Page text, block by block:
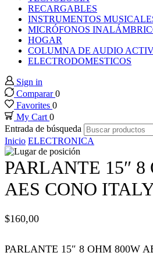
panel
panel
panel
panel
panel
panel
RECARGABLES
INSTRUMENTOS
MICRÓFONOS
HOGAR
COLUMNA DE AUDIO
ELECTRODOMESTICOS
Sign in
Comparar0
Favorites 0
My Cart0
Entrada de búsqueda
Inicio ELECTRONICA
PARLANTE 15″ 8
AES CONO
$160,00
PARLANTE 15″ 8 OHM 800W